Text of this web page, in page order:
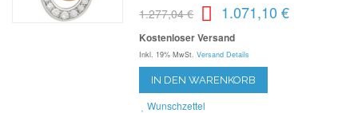
1.277,04 € 1.071,10 €
Kostenloser Versand
Inkl. 19% MwSt. Versand Details
IN DEN WARENKORB
Wunschzettel